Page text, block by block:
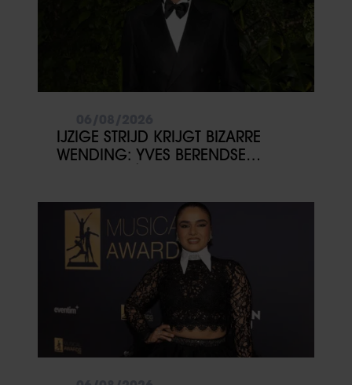
IJZIGE STRIJD KRIJGT BIZARRE
WENDING: YVES BERENDSE